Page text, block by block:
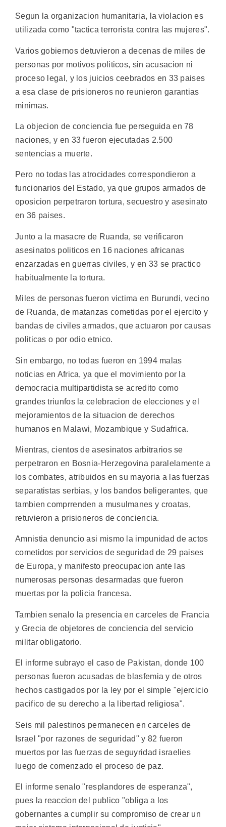
Segun la organizacion humanitaria, la violacion es
utilizada como "tactica terrorista contra las mujeres".
Varios gobiernos detuvieron a decenas de miles de
personas por motivos politicos, sin acusacion ni
proceso legal, y los juicios ceebrados en 33 paises
a esa clase de prisioneros no reunieron garantias
minimas.
La objecion de conciencia fue perseguida en 78
naciones, y en 33 fueron ejecutadas 2.500
sentencias a muerte.
Pero no todas las atrocidades correspondieron a
funcionarios del Estado, ya que grupos armados de
oposicion perpetraron tortura, secuestro y asesinato
en 36 paises.
Junto a la masacre de Ruanda, se verificaron
asesinatos politicos en 16 naciones africanas
enzarzadas en guerras civiles, y en 33 se practico
habitualmente la tortura.
Miles de personas fueron victima en Burundi, vecino
de Ruanda, de matanzas cometidas por el ejercito y
bandas de civiles armados, que actuaron por causas
politicas o por odio etnico.
Sin embargo, no todas fueron en 1994 malas
noticias en Africa, ya que el movimiento por la
democracia multipartidista se acredito como
grandes triunfos la celebracion de elecciones y el
mejoramientos de la situacion de derechos
humanos en Malawi, Mozambique y Sudafrica.
Mientras, cientos de asesinatos arbitrarios se
perpetraron en Bosnia-Herzegovina paralelamente a
los combates, atribuidos en su mayoria a las fuerzas
separatistas serbias, y los bandos beligerantes, que
tambien comprrenden a musulmanes y croatas,
retuvieron a prisioneros de conciencia.
Amnistia denuncio asi mismo la impunidad de actos
cometidos por servicios de seguridad de 29 paises
de Europa, y manifesto preocupacion ante las
numerosas personas desarmadas que fueron
muertas por la policia francesa.
Tambien senalo la presencia en carceles de Francia
y Grecia de objetores de conciencia del servicio
militar obligatorio.
El informe subrayo el caso de Pakistan, donde 100
personas fueron acusadas de blasfemia y de otros
hechos castigados por la ley por el simple "ejercicio
pacifico de su derecho a la libertad religiosa".
Seis mil palestinos permanecen en carceles de
Israel "por razones de seguridad" y 82 fueron
muertos por las fuerzas de seguyridad israelies
luego de comenzado el proceso de paz.
El informe senalo "resplandores de esperanza",
pues la reaccion del publico "obliga a los
gobernantes a cumplir su compromiso de crear un